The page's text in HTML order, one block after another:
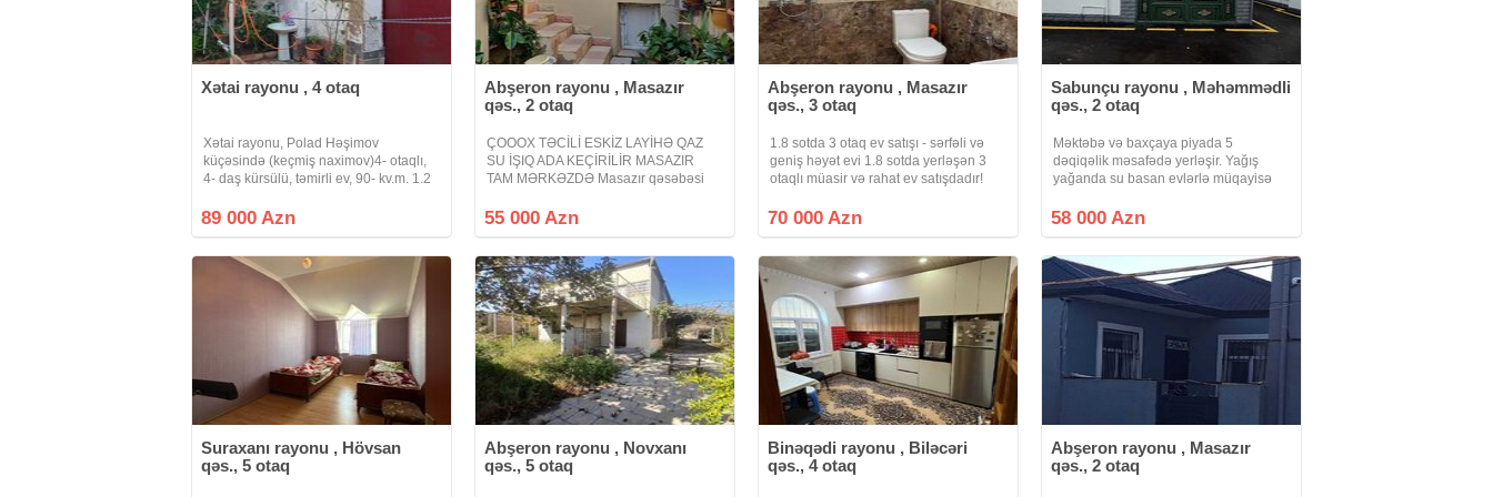
Xətai rayonu , 4 otaq
Xətai rayonu, Polad Həşimov
küçəsində (keçmiş naximov)4- otaqlı,
4- daş kürsülü, təmirli ev, 90- kv.m. 1.2
işığ, su daimi.yaxinligda məktəb-
89 000 Azn
Abşeron rayonu , Masazır
qəs., 2 otaq
ÇOOOX TƏCİLİ ESKİZ LAYİHƏ QAZ
SU İŞIQ ADA KEÇİRİLİR MASAZIR
TAM MƏRKƏZDƏ Masazır qəsəbəsi
ev hamam sanitar qovşağı mətbəx
55 000 Azn
Abşeron rayonu , Masazır
qəs., 3 otaq
1.8 sotda 3 otaq ev satışı - sərfəli və
geniş həyət evi 1.8 sotda yerləşən 3
otaqlı müasir və rahat ev satışdadır!
bu ev təmiri ilə seçilir. Təcili satılıq ev
70 000 Azn
Sabunçu rayonu , Məhəmmədli
qəs., 2 otaq
Məktəbə və baxçaya piyada 5
dəqiqəlik məsafədə yerləşir. Yağış
yağanda su basan evlərlə müqayisə
yerində tikilib və aprel və may ayında
58 000 Azn
Suraxanı rayonu , Hövsan
qəs., 5 otaq
Abşeron rayonu , Novxanı
qəs., 5 otaq
Binəqədi rayonu , Biləcəri
qəs., 4 otaq
Abşeron rayonu , Masazır
qəs., 2 otaq